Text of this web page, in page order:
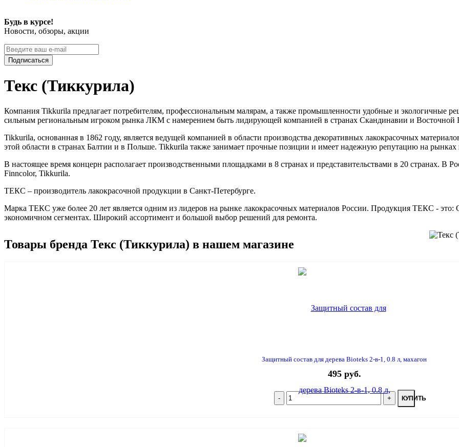
Будь в курсе!
Новости, обзоры, акции
Подписаться
Текс (Тиккурила)
Компания Tikkurila предлагает потребителям, профессиональным малярам, а также промышленности удобные и экологичные
сильным региональным игроком рынка ЛКМ с намерением быть лидирующей компанией в странах Скандинавии и Восточной
Tikkurila, основанная в 1862 году, является ведущей компанией в области производства декоративных лакокрасочных
этой области в странах Балтии и в Польше. Tikkurila также занимает прочные позиции и имеет надежную репутацию на
В настоящее время концерн располагает производственными площадками в 8 странах и представительствами в 20 странах.
Finncolor, Tikkurila.
ТЕКС – производитель лакокрасочной продукции в Санкт-Петербурге.
Марка ТЕКС уже более 20 лет является одним из лидеров на рынке лакокрасочных материалов России. Продукция ТЕКС - это:
экономичном сегментах. Широкий ассортимент и большой выбор решений для ремонта.
Товары бренда Текс (Тиккурила) в нашем магазине
Защитный состав для дерева Bioteks 2-в-1, 0.8 л, махагон
495 руб.
КУПИТЬ